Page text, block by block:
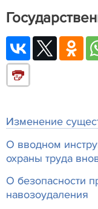
Изменение
О вводном
охраны труда
О безопасности
навозоудаления